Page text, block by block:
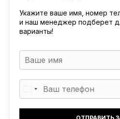
Укажите ваше имя, номер
и наш менеджер подберет
варианты!